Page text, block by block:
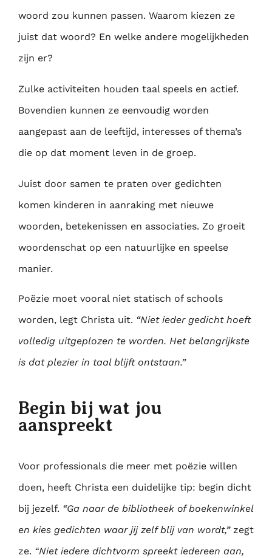
woord zou kunnen passen. Waarom kiezen ze
juist dat woord? En welke andere mogelijkheden
zijn er?
Zulke activiteiten houden taal speels en actief.
Bovendien kunnen ze eenvoudig worden
aangepast aan de leeftijd, interesses of thema’s
die op dat moment leven in de groep.
Juist door samen te praten over gedichten
komen kinderen in aanraking met nieuwe
woorden, betekenissen en associaties. Zo groeit
woordenschat op een natuurlijke en speelse
manier.
Poëzie moet vooral niet statisch of schools
worden, legt Christa uit. “Niet ieder gedicht hoeft
volledig uitgeplozen te worden. Het belangrijkste
is dat plezier in taal blijft ontstaan.”
Begin bij wat jou
aanspreekt
Voor professionals die meer met poëzie willen
doen, heeft Christa een duidelijke tip: begin dicht
bij jezelf. “Ga naar de bibliotheek of boekenwinkel
en kies gedichten waar jij zelf blij van wordt,” zegt
ze. “Niet iedere dichtvorm spreekt iedereen aan,